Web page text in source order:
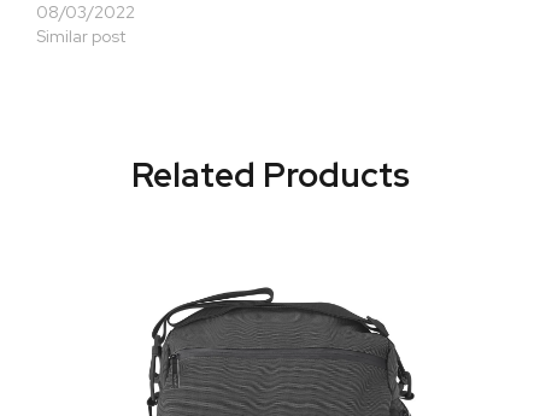
08/03/2022
Similar post
Related Products